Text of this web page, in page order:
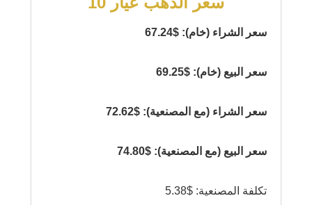
سعر الشراء (خام): $67.24
سعر البيع (خام): $69.25
سعر الشراء (مع المصنعية): $72.62
سعر البيع (مع المصنعية): $74.80
تكلفة المصنعية: $5.38